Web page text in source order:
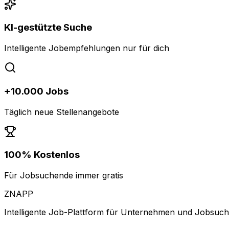
KI-gestützte Suche
Intelligente Jobempfehlungen nur für dich
+10.000 Jobs
Täglich neue Stellenangebote
100% Kostenlos
Für Jobsuchende immer gratis
ZNAPP
Intelligente Job-Plattform für Unternehmen und